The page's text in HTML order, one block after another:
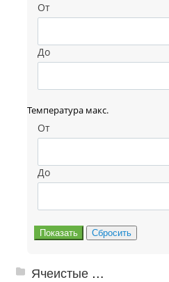
От
До
Температура макс.
От
До
Ячеистые грязезащитные покрытия